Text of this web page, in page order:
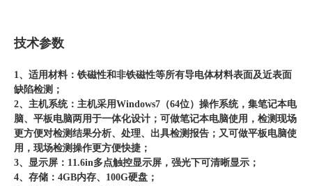
技术参数
1、适用材料：铁磁性和非铁磁性等所有导电体材料表面及近表面
缺陷检测；
2、主机系统：主机采用Windows7（64位）操作系统，集笔记本电
脑、平板电脑两用于一体化设计；可做笔记本电脑使用，检测现场
更方便对检测结果分析、处理、出具检测报告；又可做平板电脑使
用，现场检测操作更方便快捷；
3、显示屏：11.6in多点触控显示屏，强光下可清晰显示；
4、存储：4GB内存、100G硬盘；